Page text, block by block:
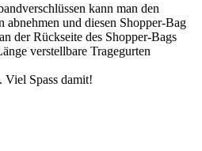
kann man den
abnehmen und diesen Shopper-Bag
der Rückseite des Shopper-Bags
verstellbare Tragegurten
Viel Spass damit!